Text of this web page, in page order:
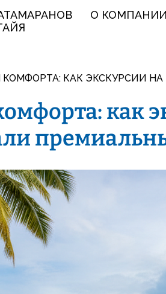
О КОМПАНИИ
КАК ЭКСКУРСИИ
как